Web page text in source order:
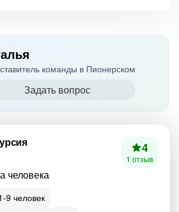
команды в Пионерском
Задать вопрос
человека
4
1 отзыв
9 человек